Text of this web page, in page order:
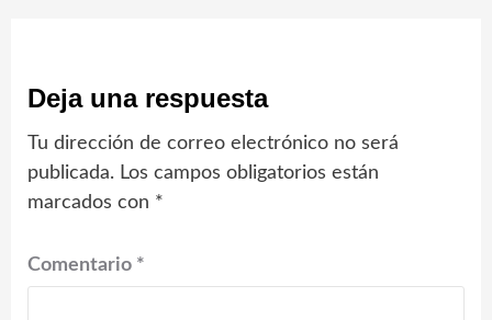
Deja una respuesta
Tu dirección de correo electrónico no será
publicada. Los campos obligatorios están
marcados con *
Comentario *